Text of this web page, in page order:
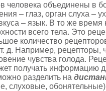
человека объединены в
– глаз, орган слуха –
– язык. В то же
всего тела. Это
количество
д. Например,
чувства голода.
получать информацию
разделить на
слуховые,